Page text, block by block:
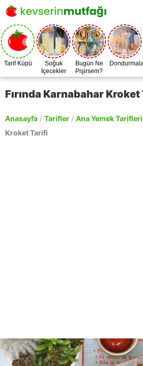
Tarif Küpü
Soğuk
İçecekler
Bugün Ne
Pişirsem?
Fırında Karnabahar
Anasayfa / Tarifler / Ana Yemek Tarifleri
Kroket Tarifi